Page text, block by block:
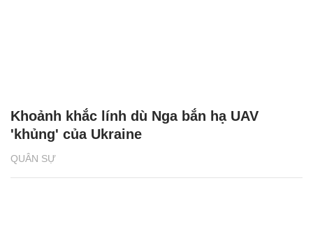
QUÂN SỰ
Khoảnh khắc lính dù Nga bắn hạ UAV
'khủng' của Ukraine